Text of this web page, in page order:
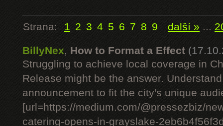
Strana: 1 2 3 4 5 6 7 8 9 další » ...
BillyNex, How to Format a Effect
Struggling to achieve local coverage in
Release might be the answer.
announcement to fit the city's unique
[url=https://medium.com/@pressezbiz/
catering-opens-in-grayslake-